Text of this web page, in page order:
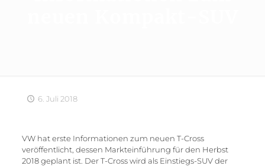
6. Juli 2018
VW hat erste Informationen zum neuen T-Cross
veröffentlicht, dessen Markteinführung für den Herbst
2018 geplant ist. Der T-Cross wird als Einstiegs-SUV der